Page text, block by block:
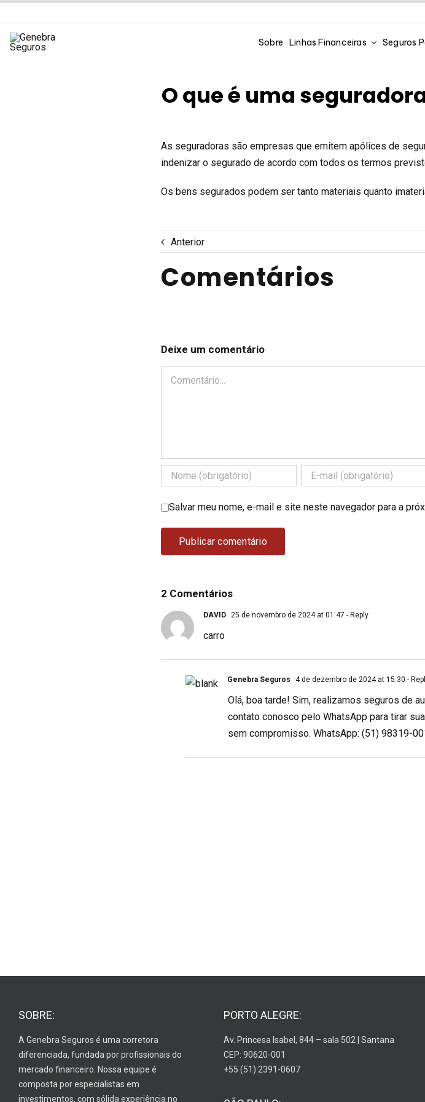
Sobre Linhas Financeiras Seguros
O que é uma
As seguradoras são empresas que emitem apólices de
indenizar o segurado de acordo com todos os termos
Os bens segurados podem ser tanto materiais quanto
Anterior
Comentários
2 Comentários
DAVID 25 de novembro de 2024 at 01:47 - Reply
carro
Genebra Seguros 4 de dezembro de 2024 at 15:30 -
Olá, boa tarde! Sim, realizamos seguros de
contato conosco pelo WhatsApp para tirar
sem compromisso. WhatsApp: (51) 98319-
Deixe um comentário
Comentário
Salvar meu nome, e-mail e site neste navegador para a
SOBRE:
A Genebra Seguros é uma corretora
diferenciada, fundada por profissionais do
mercado financeiro. Nossa equipe é
composta por especialistas em
investimentos, com sólida experiência no
PORTO ALEGRE:
Av. Princesa Isabel, 844 – sala 502 | Santana
CEP: 90620-001
+55 (51) 2391-0607